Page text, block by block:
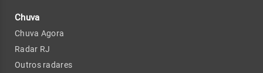
Chuva
Chuva Agora
Radar RJ
Outros radares